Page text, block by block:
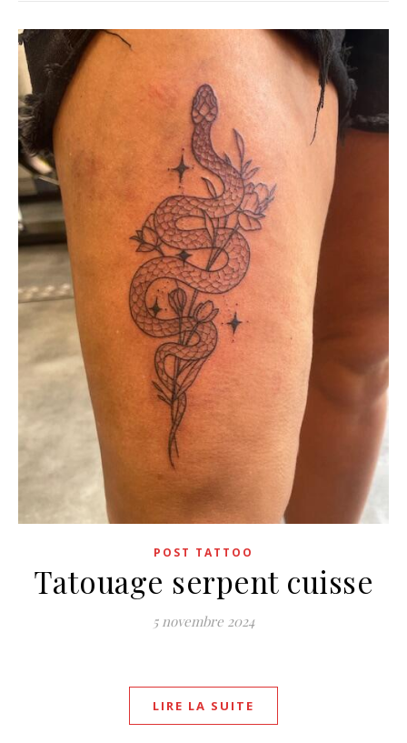
POST TATTOO
Tatouage serpent cuisse
5 novembre 2024
LIRE LA SUITE